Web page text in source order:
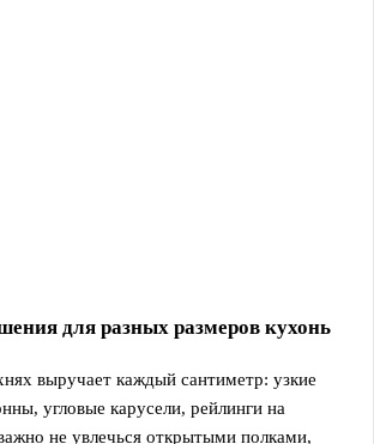
для разных размеров кухонь
выручает каждый сантиметр: узкие
угловые карусели, рейлинги на
не увлечься открытыми полками,